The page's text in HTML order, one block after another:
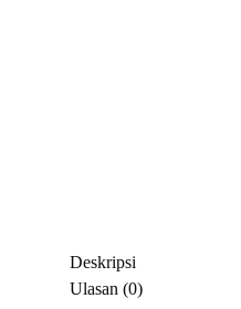
Deskripsi
Ulasan (0)